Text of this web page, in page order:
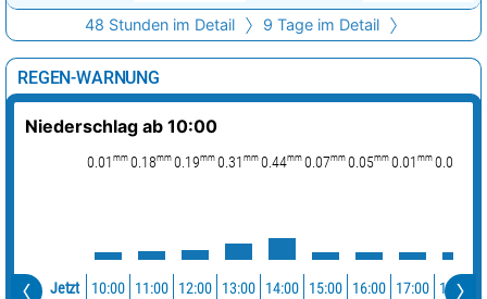
48 Stunden im Detail 9 Tage im Detail
REGEN-WARNUNG
Niederschlag ab 10:00
0.01 mm 0.18mm 0.19mm 0.31 mm 0.44mm 0.07mm 0.05mm 0.01 mm 0.02
Jetzt 10:00 11:00 12:00 13:00 14:00 15:00 16:00 17:00 18:00